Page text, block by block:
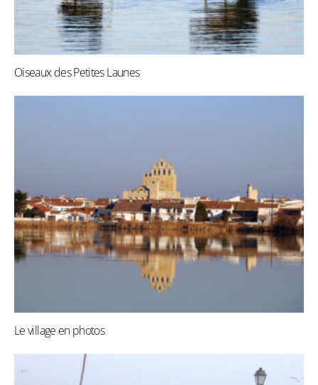
Oiseaux des Petites Launes
Le village en photos